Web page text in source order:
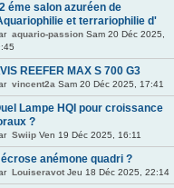
éme salon azuréen de
et terrariophilie d'
aquario-passion Sam 20 Déc 2025,
REEFER MAX S 700 G3
vincent2a Sam 20 Déc 2025, 17:41
Lampe HQI pour croissance
?
Swiip Ven 19 Déc 2025, 16:11
anémone quadri ?
Louiseravot Jeu 18 Déc 2025, 22:14